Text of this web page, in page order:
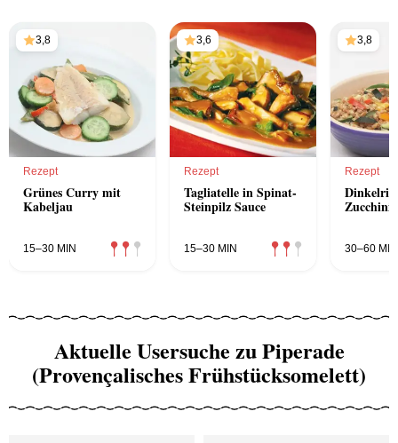
3,8
Rezept
Grünes Curry mit
Kabeljau
15–30 MIN
3,6
Rezept
Tagliatelle in Spinat-
Steinpilz Sauce
15–30 MIN
3,8
Rezept
Zucchini
30–60 MIN
Aktuelle Usersuche zu Piperade
(Provençalisches Frühstücksomelett)